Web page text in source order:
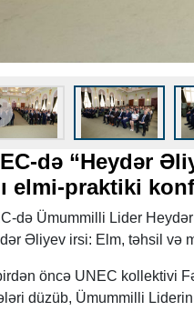
də “Heydər
elmi-praktiki
də Ümummilli Lider
Əliyev irsi: Elm, təhsil və
öncə UNEC kollektivi
düzüb, Ümummilli